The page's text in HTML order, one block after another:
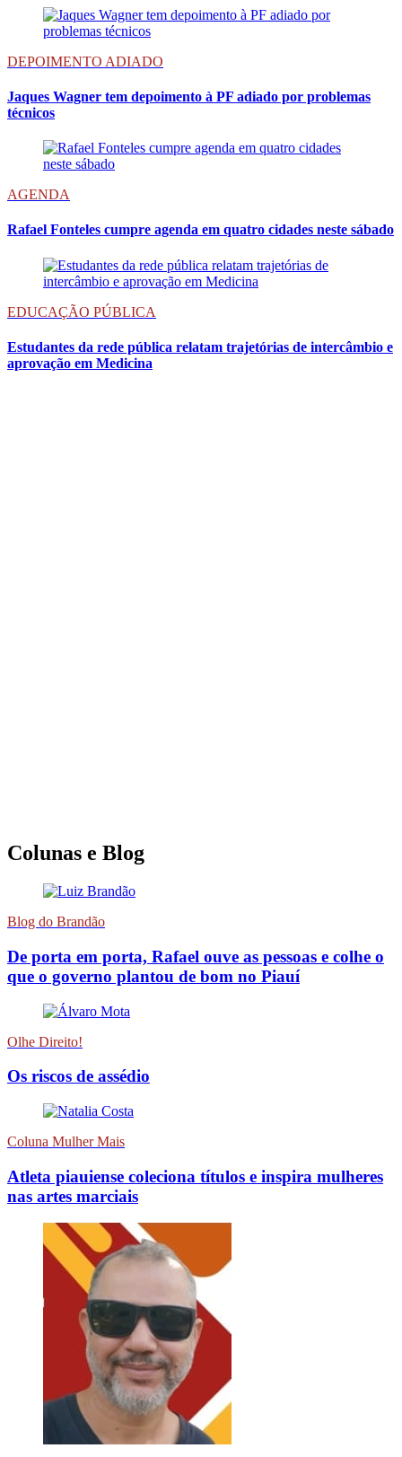
DEPOIMENTO ADIADO
Jaques Wagner tem depoimento à PF adiado por problemas
técnicos
AGENDA
Rafael Fonteles cumpre agenda em quatro cidades neste sábado
EDUCAÇÃO PÚBLICA
Estudantes da rede pública relatam trajetórias de intercâmbio e
aprovação em Medicina
Colunas e Blog
Blog do Brandão
De porta em porta, Rafael ouve as pessoas e colhe o
que o governo plantou de bom no Piauí
Olhe Direito!
Os riscos de assédio
Coluna Mulher Mais
Atleta piauiense coleciona títulos e inspira mulheres
nas artes marciais